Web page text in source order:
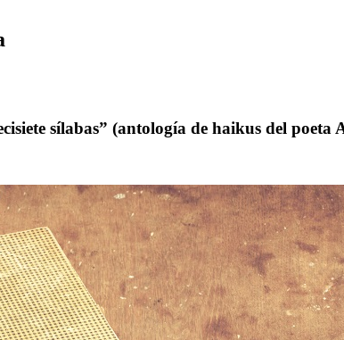
sílabas” (antología de haikus del poeta